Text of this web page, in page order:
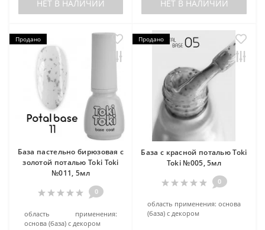
НЕТ В НАЛИЧИИ НЕТ В НАЛИЧИИ
Продано
База пастельно бирюзовая с
золотой поталью Toki Toki
№011, 5мл
0
область применения:
основа (база) c декором
Продано
База с красной поталью Toki
Toki №005, 5мл
0
область применения: основа
(база) c декором